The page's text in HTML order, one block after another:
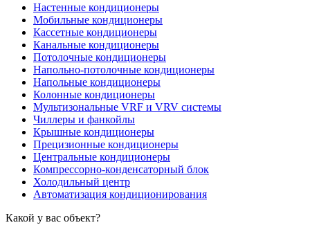
Настенные кондиционеры
Мобильные кондиционеры
Кассетные кондиционеры
Канальные кондиционеры
Потолочные кондиционеры
Напольно-потолочные кондиционеры
Напольные кондиционеры
Колонные кондиционеры
Мультизональные VRF и VRV системы
Чиллеры и фанкойлы
Крышные кондиционеры
Прецизионные кондиционеры
Центральные кондиционеры
Компрессорно-конденсаторный блок
Холодильный центр
Автоматизация кондиционирования
Какой у вас объект?